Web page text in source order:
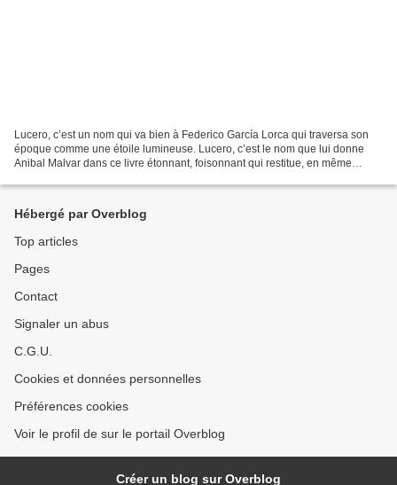
Lucero, c’est un nom qui va bien à Federico García Lorca qui traversa son
époque comme une étoile lumineuse. Lucero, c’est le nom que lui donne
Anibal Malvar dans ce livre étonnant, foisonnant qui restitue, en même
Hébergé par Overblog
Top articles
Pages
Contact
Signaler un abus
C.G.U.
Cookies et données personnelles
Préférences cookies
Voir le profil de sur le portail Overblog
Créer un blog sur Overblog